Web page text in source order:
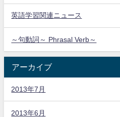
英語学習関連ニュース
～句動詞～ Phrasal Verb～
アーカイブ
2013年7月
2013年6月